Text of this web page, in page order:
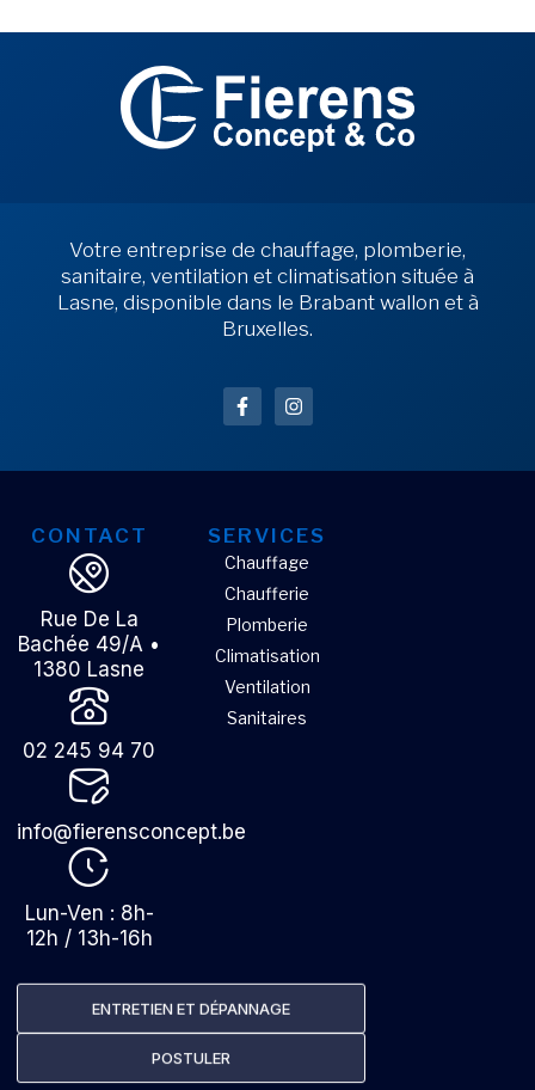
Votre entreprise de chauffage, plomberie,
sanitaire, ventilation et climatisation située à
Lasne, disponible dans le Brabant wallon et à
Bruxelles.
CONTACT
Rue De La
Bachée 49/A •
1380 Lasne
02 245 94 70
info@fierensconcept.be
Lun-Ven : 8h-
12h / 13h-16h
ENTRETIEN ET DÉPANNAGE
POSTULER
SERVICES
Chauffage
Chaufferie
Plomberie
Climatisation
Ventilation
Sanitaires